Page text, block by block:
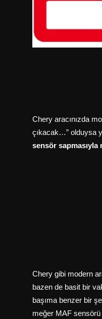
Chery aracınızda
çıkacak…” olduysa
sensör sapmasıyla
Chery gibi modern
bazen de basit bir
başıma benzer bir
meğer MAF sensörü